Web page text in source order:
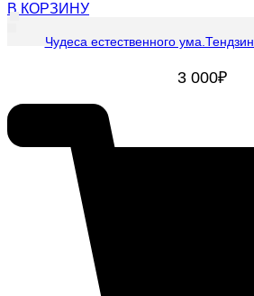
В КОРЗИНУ
Чудеса естественного
3 000₽